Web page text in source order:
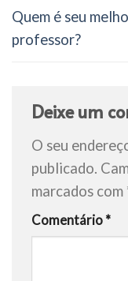
Quem é seu
professor?
Deixe um
O seu
publicado.
marcados com
Comentário *